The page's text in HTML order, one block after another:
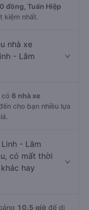
đồng, Tuấn Hiệp
kiệm nhất.
nhà xe
- Lâm
có 6 nhà xe
cho bạn nhiều lựa
- Lâm
có mất thời
hay
10.5 giờ để di